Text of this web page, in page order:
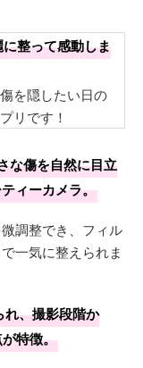
整って感動しま
を隠したい日の
リです！
な傷を自然に目立
ィーカメラ。
調整でき、フィル
一気に整えられま
、撮影段階か
特徴。